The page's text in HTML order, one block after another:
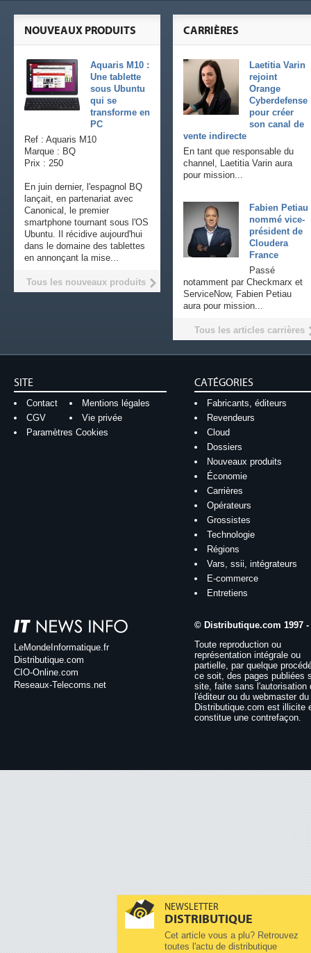
NEWSLETTER
DISTRIBUTIQUE
Cet article vous a plu? Retrouvez
toutes l'actu de distributique
CARRIÈRES
Laetitia Varin
rejoint
Orange
Cyberdefense
pour créer
son canal de
vente indirecte
En tant que responsable du
channel, Laetitia Varin aura
pour mission...
Fabien Petiau
nommé vice-
président de
Cloudera
France
Passé
notamment par Checkmarx et
ServiceNow, Fabien Petiau
aura pour mission...
Tous les articles carrières
NOUVEAUX PRODUITS
Aquaris M10 :
Une tablette
sous Ubuntu
qui se
transforme en
PC
Ref : Aquaris M10
Marque : BQ
Prix : 250
En juin dernier, l'espagnol BQ
lançait, en partenariat avec
Canonical, le premier
smartphone tournant sous l'OS
Ubuntu. Il récidive aujourd'hui
dans le domaine des tablettes
en annonçant la mise...
Tous les nouveaux produits
SITE
Contact
Mentions légales
CGV
Vie privée
Paramètres Cookies
CATÉGORIES
Fabricants, éditeurs
Revendeurs
Cloud
Dossiers
Nouveaux produits
Économie
Carrières
Opérateurs
Grossistes
Technologie
Régions
Vars, ssii, intégrateurs
E-commerce
Entretiens
LeMondeInformatique.fr
Distributique.com
CIO-Online.com
Reseaux-Telecoms.net
© Distributique.com 1997 -
Toute reproduction ou
représentation intégrale ou
partielle, par quelque
ce soit, des pages publiées
site, faite sans l'autorisation
l'éditeur ou du webmaster
Distributique.com est illicite
constitue une contrefaçon.